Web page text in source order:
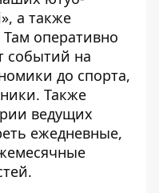
, а также
Там оперативно
событий на
до спорта,
Также
ведущих
ежедневные,